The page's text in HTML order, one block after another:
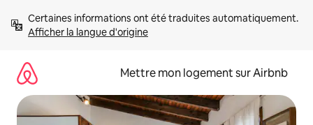
directement
Afficher la langue d'origine
Mettre mon logement sur Airbnb